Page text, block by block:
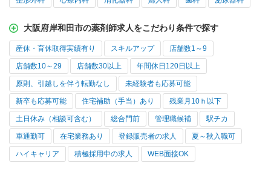
大阪府岸和田市の薬剤師求人をこだわり条件で探す
産休・育休取得実績有り スキルアップ 店舗数1～9
店舗数10～29 店舗数30以上 年間休日120日以上
原則、引越しを伴う転勤なし 未経験者も応募可能
新卒も応募可能 住宅補助（手当）あり 残業月10ｈ以下
土日休み（相談可含む） 総合門前 管理職候補 駅チカ
車通勤可 在宅業務あり 登録販売者の求人 夏～秋入職可
ハイキャリア 積極採用中の求人 WEB面接OK